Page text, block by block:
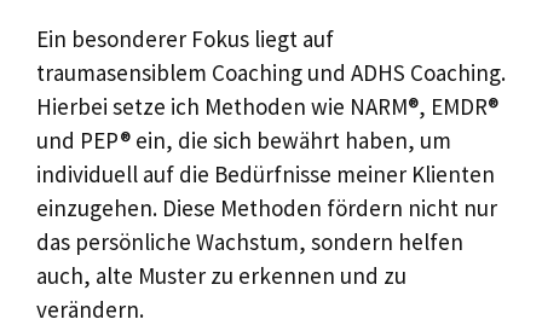
Ein besonderer Fokus liegt auf
traumasensiblem Coaching und ADHS Coaching.
Hierbei setze ich Methoden wie NARM®, EMDR®
und PEP® ein, die sich bewährt haben, um
individuell auf die Bedürfnisse meiner Klienten
einzugehen. Diese Methoden fördern nicht nur
das persönliche Wachstum, sondern helfen
auch, alte Muster zu erkennen und zu
verändern.